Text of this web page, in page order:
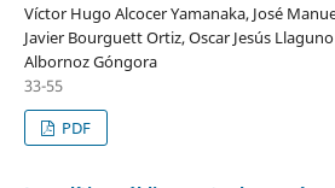
Víctor Hugo Alcocer Yamanaka, José
Javier Bourguett Ortiz, Oscar Jesús
Albornoz Góngora
33-55
PDF